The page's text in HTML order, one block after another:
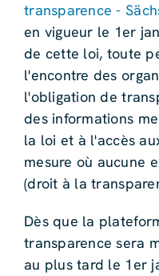
transparence -
en vigueur le 1er
de cette loi, toute
l'encontre des
l'obligation de
des informations
la loi et à l'accès
mesure où aucune
(droit à la
Dès que la
transparence sera
au plus tard le 1er